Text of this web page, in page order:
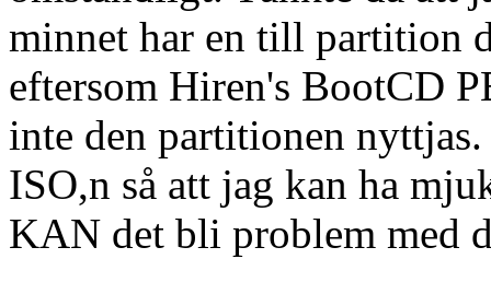
minnet har en till partition
eftersom Hiren's BootCD
inte den partitionen
ISO,n så att jag kan ha
KAN det bli problem med